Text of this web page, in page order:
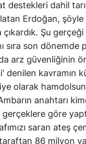
destekleri dahil
Erdoğan,
Şu
sıra son dönemde
arz güvenliğinin
denilen kavramın
olarak
anahtarı
gerçeklere göre
saran ateş
86 milyon